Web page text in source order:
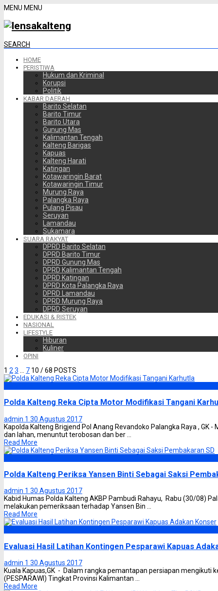
MENU MENU
SEARCH
HOME
PERISTIWA
Hukum dan Kriminal
Korupsi
Politik
KABAR DAERAH
Barito Selatan
Barito Timur
Barito Utara
Gunung Mas
Kalimantan Tengah
Kalteng Barigas
Kapuas
Kalteng Harati
Katingan
Kotawaringin Barat
Kotawaringin Timur
Murung Raya
Palangka Raya
Pulang Pisau
Seruyan
Lamandau
Sukamara
SUARA RAKYAT
DPRD Barito Selatan
DPRD Barito Timur
DPRD Gunung Mas
DPRD Kalimantan Tengah
DPRD Katingan
DPRD Kota Palangka Raya
DPRD Lamandau
DPRD Murung Raya
DPRD Seruyan
EDUKASI & RISTEK
NASIONAL
LIFESTYLE
Hiburan
Kuliner
OPINI
1 2 3 7 10 / 68 POSTS
Polda Kalteng Reka Cipta Motor Modifikasi Tangani
admin 1 30 Agustus 2017
Kapolda Kalteng Brigjend Pol Anang Revandoko Palangka Raya , GK
dan lahan, menuntut terobosan dan ber ...
Read More
Polda Kalteng Periksa Yansen Binti Sebagai Saksi
admin 1 30 Agustus 2017
Kabid Humas Polda Kalteng AKBP Pambudi Rahayu, Rabu (30/08)
melakukan pemeriksaan terhadap Yansen Bin ...
Read More
Evaluasi Hasil Latihan Kontingen Pesparawi Kapuas
admin 1 30 Agustus 2017
Kuala Kapuas,GK - Dalam rangka pemantapan persiapan mengikuti
(PESPARAWI) Tingkat Provinsi Kalimantan ...
Read More